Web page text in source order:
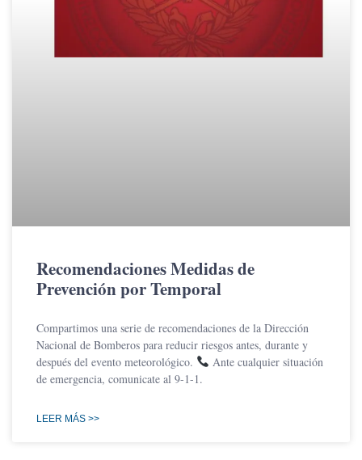
Recomendaciones Medidas de
Prevención por Temporal
Compartimos una serie de recomendaciones de la Dirección
Nacional de Bomberos para reducir riesgos antes, durante y
después del evento meteorológico.
Ante cualquier situación
de emergencia, comunicate al 9-1-1.
LEER MÁS >>